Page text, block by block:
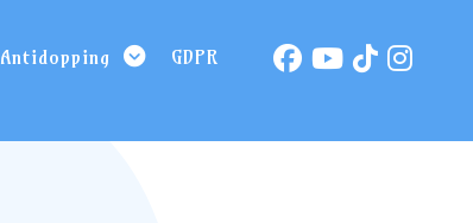
Antidopping GDPR